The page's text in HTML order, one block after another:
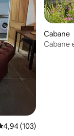
: 4,98 sur 5
moyenne
4,94 (103)
Cabane
Cabane